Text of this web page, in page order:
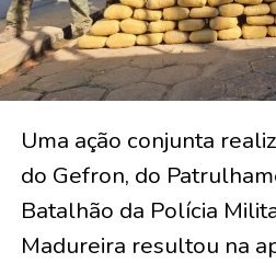
Uma ação conjunta
do Gefron, do
Batalhão da Polícia
Madureira resultou na